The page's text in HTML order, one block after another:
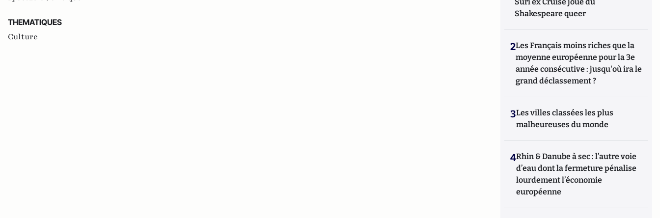
THEMATIQUES
Culture
Shakespeare queer
2Les Français moins riches que la
moyenne européenne pour la 3e
année consécutive : jusqu'où ira le
grand déclassement ?
3Les villes classées les plus
malheureuses du monde
4Rhin & Danube à sec : l’autre voie
d’eau dont la fermeture pénalise
lourdement l’économie
européenne